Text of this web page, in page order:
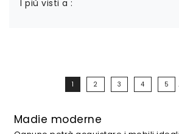
I più visti a :
1 2 3 4 5
Madie moderne